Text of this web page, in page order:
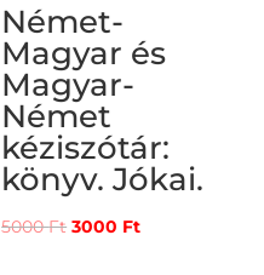
Német-
Magyar és
Magyar-
Német
kéziszótár:
könyv. Jókai.
5000Ft Original
3000 FtCurrent